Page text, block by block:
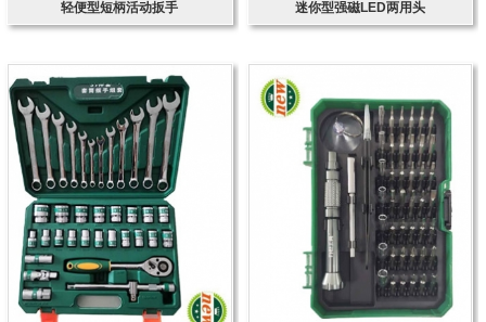
轻便型短柄活动扳手 迷你型强磁LED两用头